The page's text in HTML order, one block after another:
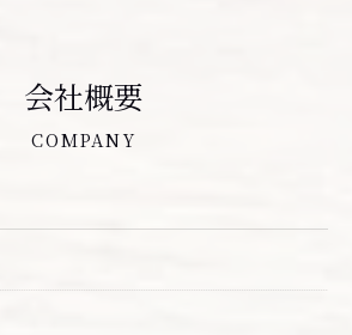
会社概要
COMPANY